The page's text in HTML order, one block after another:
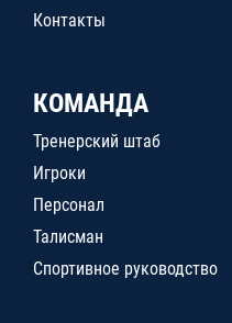
Контакты
КОМАНДА
Тренерский штаб
Игроки
Персонал
Талисман
Спортивное руководство